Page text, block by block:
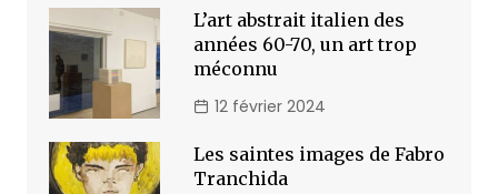
L’art abstrait italien des
années 60-70, un art trop
méconnu
12 février 2024
Les saintes images de Fabro
Tranchida